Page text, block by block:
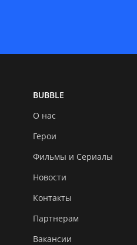
BUBBLE
О нас
Герои
Фильмы и Сериалы
Новости
Контакты
Партнерам
Вакансии